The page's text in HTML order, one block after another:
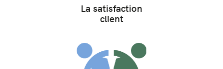
La satisfaction
client